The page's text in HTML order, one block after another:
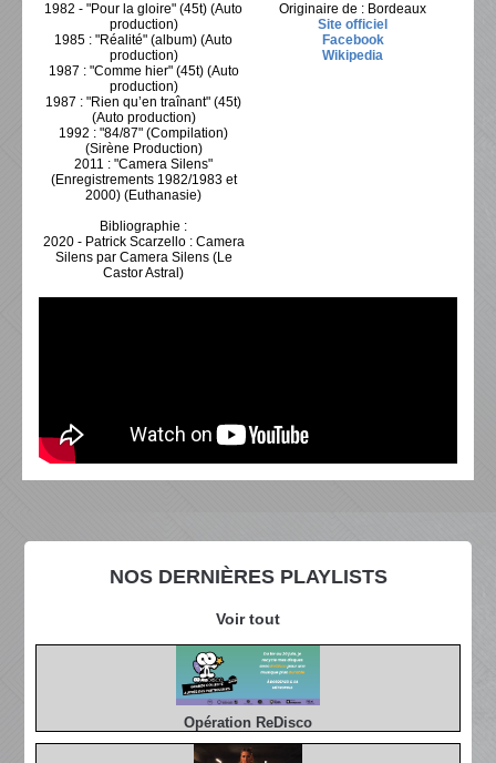
NOS DERNIÈRES PLAYLISTS
Voir tout
Opération ReDisco
1982 - "Pour la gloire" (45t) (Auto
production)
1985 : "Réalité" (album) (Auto
production)
1987 : "Comme hier" (45t) (Auto
production)
1987 : "Rien qu’en traînant" (45t)
(Auto production)
1992 : "84/87" (Compilation)
(Sirène Production)
2011 : "Camera Silens"
(Enregistrements 1982/1983 et
2000) (Euthanasie)
Bibliographie :
2020 - Patrick Scarzello : Camera
Silens par Camera Silens (Le
Castor Astral)
Originaire de : Bordeaux
Site officiel
Facebook
Wikipedia